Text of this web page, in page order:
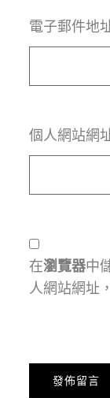
電子郵件地
個人網站網
在瀏覽器中
人網站網址